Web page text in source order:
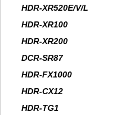
HDR-XR520E/V/L
HDR-XR100
HDR-XR200
DCR-SR87
HDR-FX1000
HDR-CX12
HDR-TG1